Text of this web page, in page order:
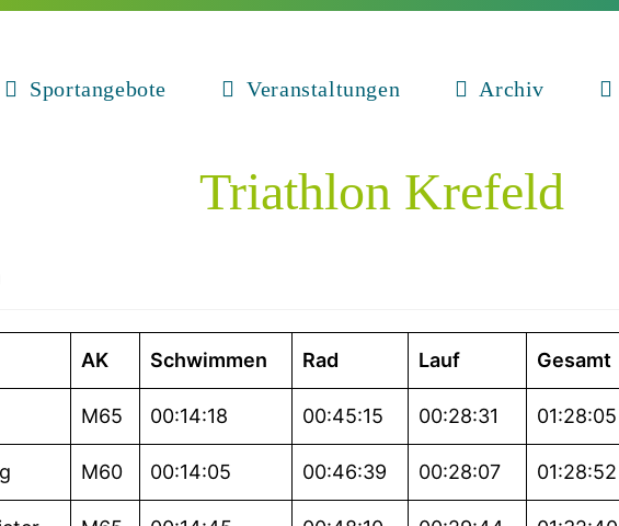
Sportangebote Veranstaltungen Archiv
Triathlon Krefeld
AK Schwimmen Rad Lauf Gesamt
M65 00:14:18 00:45:15 00:28:31 01:28:05
M60 00:14:05 00:46:39 00:28:07 01:28:52